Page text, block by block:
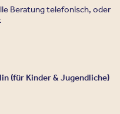
Beratung telefonisch, oder
(für Kinder & Jugendliche)